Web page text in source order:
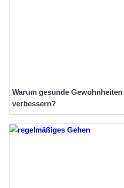
Warum gesunde
verbessern?